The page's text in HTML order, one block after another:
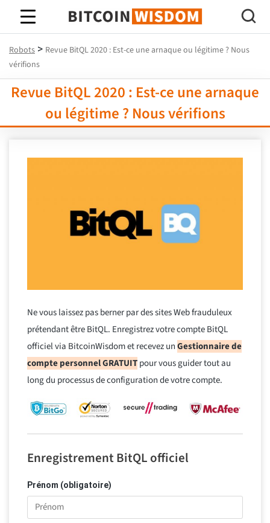
Bitcoin Sagesse
Robots > Revue BitQL 2020 : Est-ce une arnaque ou légitime ? Nous
vérifions
Revue BitQL 2020 : Est-ce une arnaque
ou légitime ? Nous vérifions
Ne vous laissez pas berner par des sites Web frauduleux
prétendant être BitQL. Enregistrez votre compte BitQL
officiel via BitcoinWisdom et recevez unGestionnaire de
compte personnel GRATUITpour vous guider tout au
long du processus de configuration de votre compte.
Enregistrement BitQL officiel
Prénom (obligatoire)